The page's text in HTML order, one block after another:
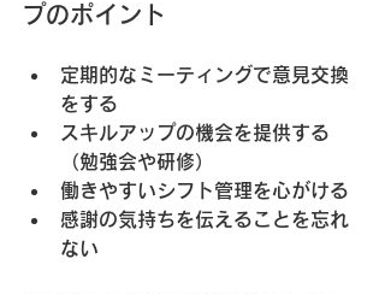
プのポイント
定期的なミーティングで意見交換
をする
スキルアップの機会を提供する
（勉強会や研修）
働きやすいシフト管理を心がける
感謝の気持ちを伝えることを忘れ
ない